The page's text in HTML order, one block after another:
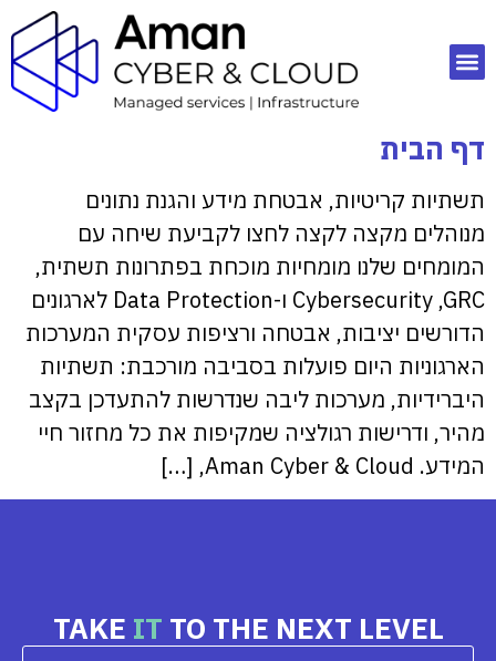
דף הבית
תשתיות קריטיות, אבטחת מידע והגנת נתונים
מנוהלים מקצה לקצה לחצו לקביעת שיחה עם
המומחים שלנו מומחיות מוכחת בפתרונות תשתית,
Cybersecurity ,GRC ו-Data Protection לארגונים
הדורשים יציבות, אבטחה ורציפות עסקית המערכות
הארגוניות היום פועלות בסביבה מורכבת: תשתיות
היברידיות, מערכות ליבה שנדרשות להתעדכן בקצב
מהיר, ודרישות רגולציה שמקיפות את כל מחזור חיי
המידע. Aman Cyber & Cloud, […]
TAKE IT TO THE NEXT LEVEL